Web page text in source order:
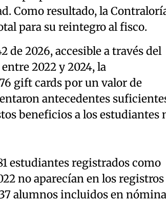
Como resultado, la
para su reintegro al fisco.
2026, accesible a través del
2022 y 2024, la
gift cards por un valor de
antecedentes
beneficios a los estudiantes
estudiantes registrados como
no aparecían en los registros
alumnos incluidos en